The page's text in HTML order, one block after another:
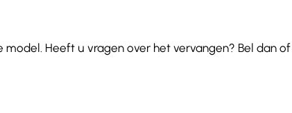
Heeft u vragen over het vervangen? Bel dan